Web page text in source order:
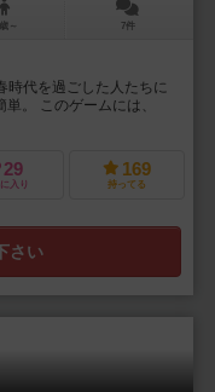
～ 7件
時代を過ごした人たちに
。 このゲームには、
29
入り
169
持ってる
さい